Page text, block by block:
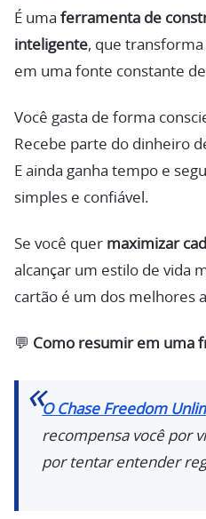
É uma ferramenta de
inteligente, que
em uma fonte constante
Você gasta de forma
Recebe parte do dinheiro
E ainda ganha tempo e
simples e confiável.
Se você quer maximizar
alcançar um estilo de vida
cartão é um dos melhores
💬 Como resumir em uma
O Chase Freedom
recompensa você por
por tentar entender